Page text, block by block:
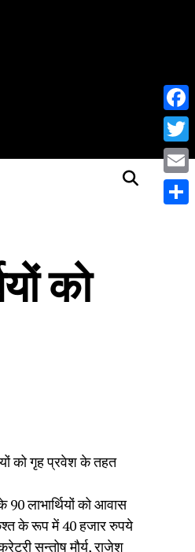
को
को गृह प्रवेश के तहत
90 लाभार्थियों को आवास
के रूप में 40 हजार रुपये
सन्तोष मौर्य, राजेश
Email